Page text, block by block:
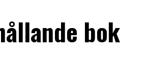
bok